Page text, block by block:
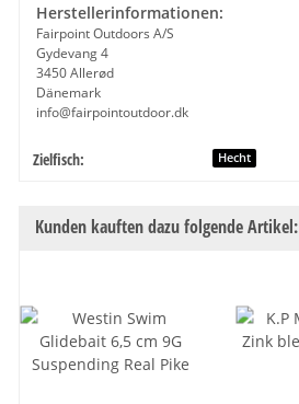
Herstellerinformationen:
Fairpoint Outdoors A/S
Gydevang 4
3450 Allerød
Dänemark
info@fairpointoutdoor.dk
Produkteigenschaft
Wert
Zielfisch: Hecht
Kunden kauften dazu folgende Artikel: